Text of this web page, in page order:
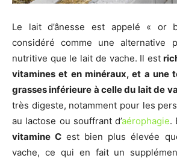
Le lait d’ânesse est appelé « or
considéré comme une alternative
nutritive que le lait de vache. Il est
vitamines et en minéraux, et a une
grasses inférieure à celle du lait de
très digeste, notamment pour les
au lactose ou souffrant d’aérophagie.
vitamine C est bien plus élevée
vache, ce qui en fait un